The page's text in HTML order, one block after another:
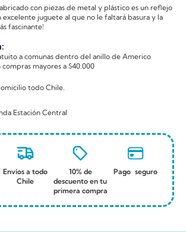
con piezas de metal y plástico es un reflejo
excelente juguete al que no le faltará basura y la
fascinante!
a comunas dentro del anillo de Americo
mayores a $40.000
todo Chile.
Estación Central
Envíos a todo
Chile
10% de
descuento en tu
primera compra
Pago seguro